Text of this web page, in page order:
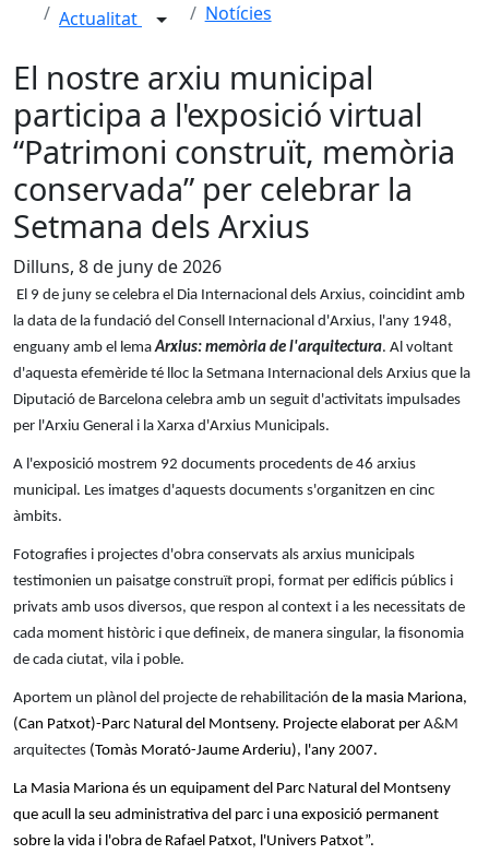
Actualitat Notícies
El nostre arxiu municipal
participa a l'exposició virtual
“Patrimoni construït, memòria
conservada” per celebrar la
Setmana dels Arxius
Dilluns, 8 de juny de 2026
El 9 de juny se celebra el Dia Internacional dels Arxius, coincidint amb
la data de la fundació del Consell Internacional d'Arxius, l'any 1948,
enguany amb el lemaArxius: memòria de l'arquitectura. Al voltant
d'aquesta efemèride té lloc la Setmana Internacional dels Arxius que la
Diputació de Barcelona celebra amb un seguit d'activitats impulsades
per l'Arxiu General i la Xarxa d'Arxius Municipals.
A l'exposició mostrem 92 documents procedents de 46 arxius
municipal. Les imatges d'aquests documents s'organitzen en cinc
àmbits.
Fotografies i projectes d'obra conservats als arxius municipals
testimonien un paisatge construït propi, format per edificis públics i
privats amb usos diversos, que respon al context i a les necessitats de
cada moment històric i que defineix, de manera singular, la fisonomia
de cada ciutat, vila i poble.
Aportem un plànol del projecte de rehabilitación de la masia Mariona,
(Can Patxot)-Parc Natural del Montseny. Projecte elaborat per A&M
arquitectes (Tomàs Morató-Jaume Arderiu), l'any 2007.
La Masia Mariona és un equipament del Parc Natural del Montseny
que acull la seu administrativa del parc i una exposició permanent
sobre la vida i l'obra de Rafael Patxot, l'Univers Patxot”.